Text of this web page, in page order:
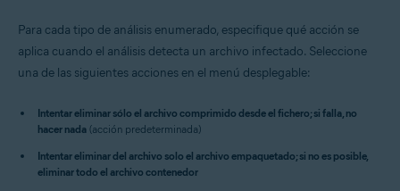
Para cada tipo de análisis enumerado, especifique qué acción se
aplica cuando el análisis detecta un archivo infectado. Seleccione
una de las siguientes acciones en el menú desplegable:
Intentar eliminar sólo el archivo comprimido desde el fichero; si falla, no
hacer nada (acción predeterminada)
Intentar eliminar del archivo solo el archivo empaquetado; si no es posible,
eliminar todo el archivo contenedor